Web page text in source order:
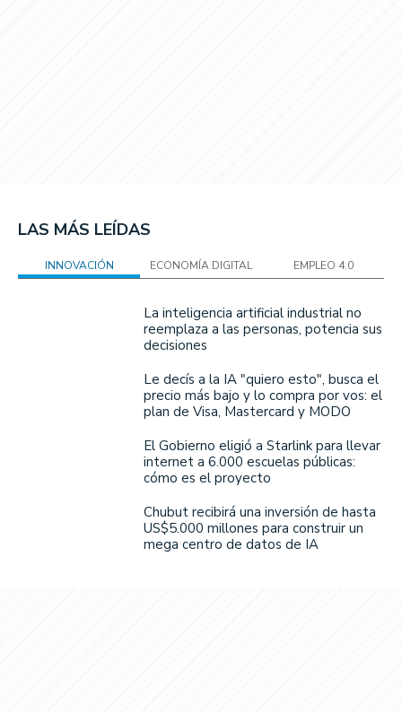
LAS MÁS LEÍDAS
INNOVACIÓN ECONOMÍA DIGITAL EMPLEO 4.0
La inteligencia artificial industrial no
reemplaza a las personas, potencia sus
decisiones
Le decís a la IA "quiero esto", busca el
precio más bajo y lo compra por vos: el
plan de Visa, Mastercard y MODO
El Gobierno eligió a Starlink para llevar
internet a 6.000 escuelas públicas:
cómo es el proyecto
Chubut recibirá una inversión de hasta
US$5.000 millones para construir un
mega centro de datos de IA